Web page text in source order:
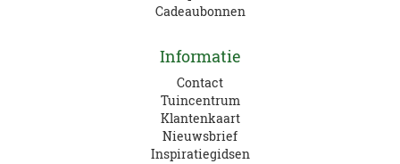
Cadeaubonnen
Informatie
Contact
Tuincentrum
Klantenkaart
Nieuwsbrief
Inspiratiegidsen